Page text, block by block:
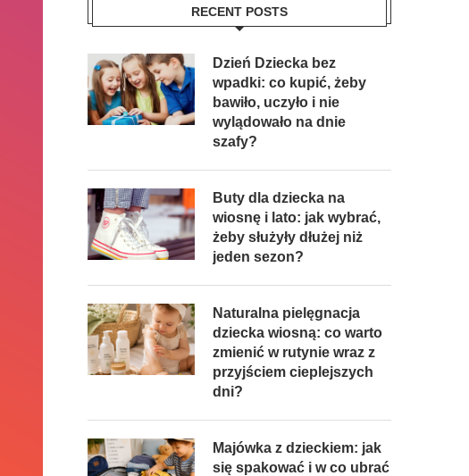
RECENT POSTS
Dzień Dziecka bez
wpadki: co kupić, żeby
bawiło, uczyło i nie
wylądowało na dnie
szafy?
Buty dla dziecka na
wiosnę i lato: jak wybrać,
żeby służyły dłużej niż
jeden sezon?
Naturalna pielęgnacja
dziecka wiosną: co warto
zmienić w rutynie wraz z
przyjściem cieplejszych
dni?
Majówka z dzieckiem: jak
się spakować i w co ubrać